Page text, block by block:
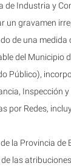
de Industria y
un gravamen
de una
del Municipio
Público),
Inspección
por Redes,
la Provincia
las